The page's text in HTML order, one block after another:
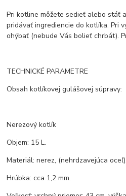
Pri kotline môžete sedieť alebo stáť
pridávať ingrediencie do kotlíka. Pri
ohýbať (nebude Vás bolieť chrbát).
TECHNICKÉ PARAMETRE
Obsah kotlíkovej gulášovej súpravy:
Nerezový kotlík
Objem: 15 L.
Materiál: nerez, (nehrdzavejúca oceľ).
Hrúbka: cca 1,2 mm.